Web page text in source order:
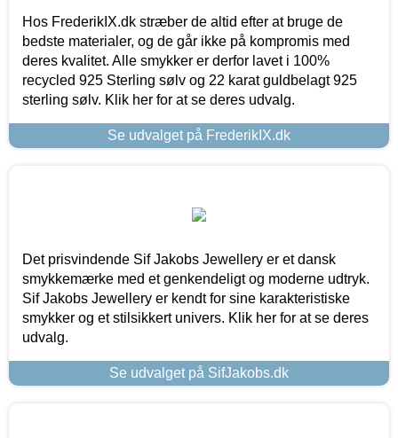
Hos FrederikIX.dk stræber de altid efter at bruge de
bedste materialer, og de går ikke på kompromis med
deres kvalitet. Alle smykker er derfor lavet i 100%
recycled 925 Sterling sølv og 22 karat guldbelagt 925
sterling sølv. Klik her for at se deres udvalg.
Se udvalget på FrederikIX.dk
Det prisvindende Sif Jakobs Jewellery er et dansk
smykkemærke med et genkendeligt og moderne udtryk.
Sif Jakobs Jewellery er kendt for sine karakteristiske
smykker og et stilsikkert univers. Klik her for at se deres
udvalg.
Se udvalget på SifJakobs.dk